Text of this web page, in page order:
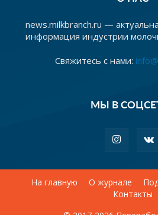
news.milkbranch.ru —
информация индустрии
Свяжитесь с нами:
МЫ В
На главную О журнале
Контакты